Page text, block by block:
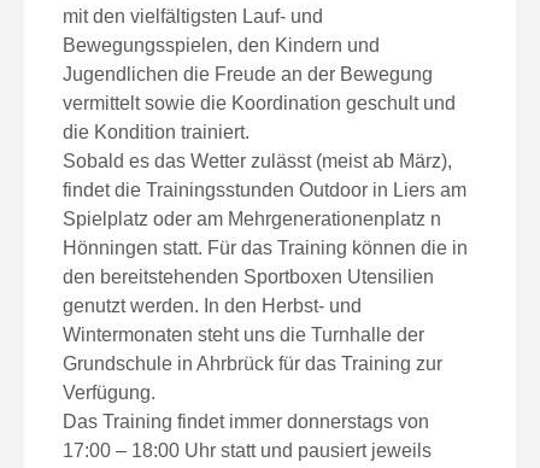
mit den vielfältigsten Lauf- und
Bewegungsspielen, den Kindern und
Jugendlichen die Freude an der Bewegung
vermittelt sowie die Koordination geschult und
die Kondition trainiert.
Sobald es das Wetter zulässt (meist ab März),
findet die Trainingsstunden Outdoor in Liers am
Spielplatz oder am Mehrgenerationenplatz n
Hönningen statt. Für das Training können die in
den bereitstehenden Sportboxen Utensilien
genutzt werden. In den Herbst- und
Wintermonaten steht uns die Turnhalle der
Grundschule in Ahrbrück für das Training zur
Verfügung.
Das Training findet immer donnerstags von
17:00 – 18:00 Uhr statt und pausiert jeweils